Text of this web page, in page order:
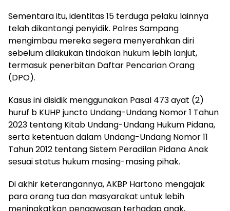
Sementara itu, identitas 15 terduga pelaku lainnya
telah dikantongi penyidik. Polres Sampang
mengimbau mereka segera menyerahkan diri
sebelum dilakukan tindakan hukum lebih lanjut,
termasuk penerbitan Daftar Pencarian Orang
(DPO).
Kasus ini disidik menggunakan Pasal 473 ayat (2)
huruf b KUHP juncto Undang-Undang Nomor 1 Tahun
2023 tentang Kitab Undang-Undang Hukum Pidana,
serta ketentuan dalam Undang-Undang Nomor 11
Tahun 2012 tentang Sistem Peradilan Pidana Anak
sesuai status hukum masing-masing pihak.
Di akhir keterangannya, AKBP Hartono mengajak
para orang tua dan masyarakat untuk lebih
meningkatkan pengawasan terhadap anak,